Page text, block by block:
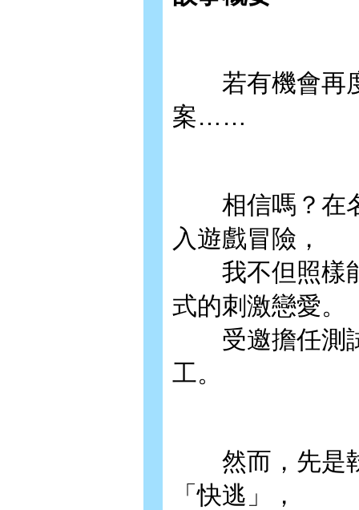
若有機會再度
案……
相信嗎？在名
入遊戲冒險，
我不但照樣能
式的刺激戀愛。
受邀擔任測試
工。
然而，先是執
「快逃」，